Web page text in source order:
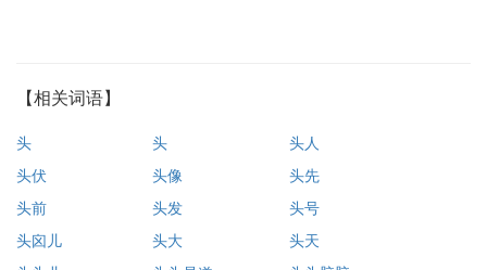
【相关词语】
头 头
头人
头伏
头像
头先
头前
头发
头号
头囟儿
头大
头天